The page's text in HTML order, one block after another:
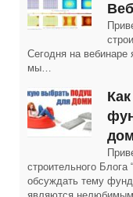
Сегодня на
мы…
строительного
обсуждать тему